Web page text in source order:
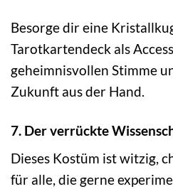
Besorge dir eine
Tarotkartendeck als
geheimnisvollen Stimme
Zukunft aus der Hand.
7. Der verrückte
Dieses Kostüm ist witzig,
für alle, die gerne